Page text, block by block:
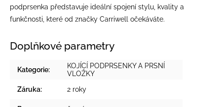
podprsenka představuje ideální spojení stylu, kvality a
funkčnosti, které od značky Carriwell očekáváte.
Doplňkové parametry
Kategorie:
KOJÍCÍ PODPRSENKY A PRSNÍ
VLOŽKY
Záruka: 2 roky